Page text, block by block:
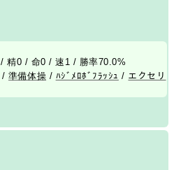
精0 / 命0 / 速1 / 勝率70.0%
/ 準備体操 / ﾊｼﾞﾒﾛﾎﾞﾌﾗｯｼｭ / エクセリ